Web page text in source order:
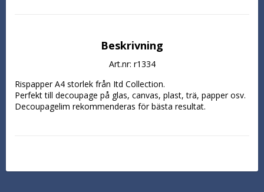
Beskrivning
Art.nr: r1334
Rispapper A4 storlek från Itd Collection.
Perfekt till decoupage på glas, canvas, plast, trä, papper osv.
Decoupagelim rekommenderas för bästa resultat.